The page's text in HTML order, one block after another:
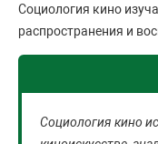
Социология кино
распространения и
Социология кино